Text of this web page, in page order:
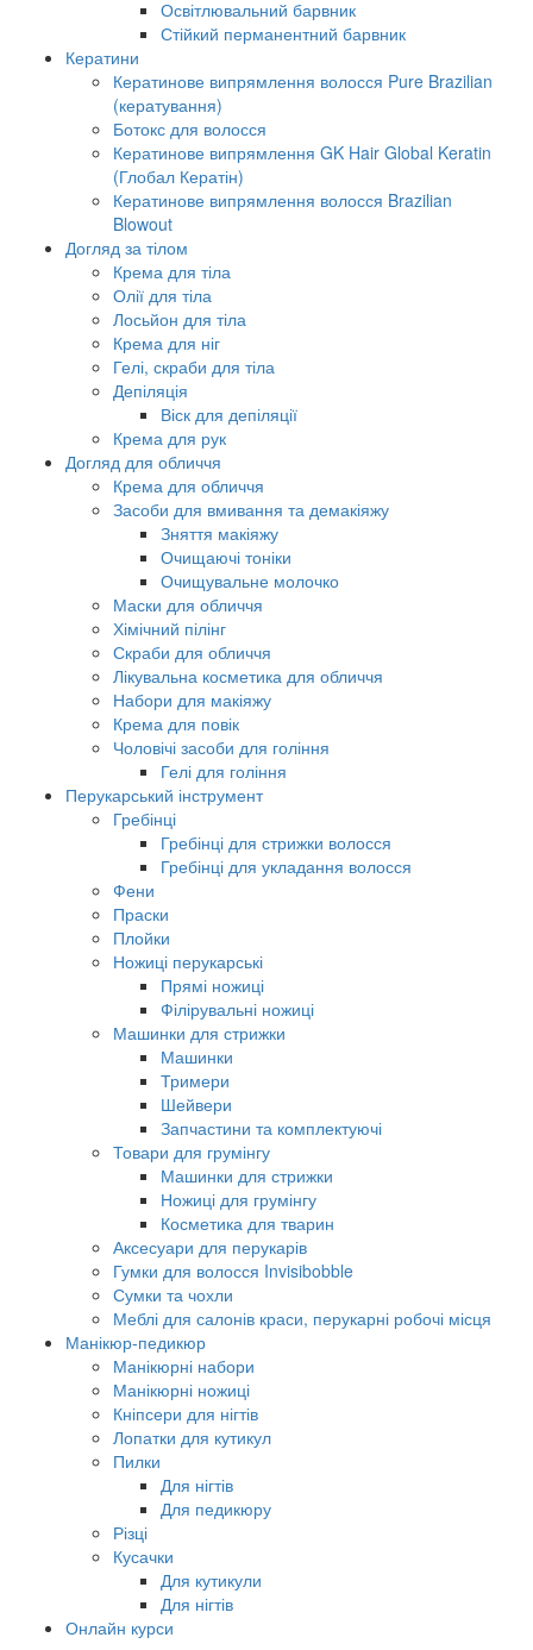
Освітлювальний барвник
Стійкий перманентний барвник
Кератини
Кератинове випрямлення волосся Pure Brazilian
(кератування)
Ботокс для волосся
Кератинове випрямлення GK Hair Global Keratin
(Глобал Кератін)
Кератинове випрямлення волосся Brazilian
Blowout
Догляд за тілом
Крема для тіла
Олії для тіла
Лосьйон для тіла
Крема для ніг
Гелі, скраби для тіла
Депіляція
Віск для депіляції
Крема для рук
Догляд для обличчя
Крема для обличчя
Засоби для вмивання та демакіяжу
Зняття макіяжу
Очищаючі тоніки
Очищувальне молочко
Маски для обличчя
Хімічний пілінг
Скраби для обличчя
Лікувальна косметика для обличчя
Набори для макіяжу
Крема для повік
Чоловічі засоби для гоління
Гелі для гоління
Перукарський інструмент
Гребінці
Гребінці для стрижки волосся
Гребінці для укладання волосся
Фени
Праски
Плойки
Ножиці перукарські
Прямі ножиці
Філірувальні ножиці
Машинки для стрижки
Машинки
Тримери
Шейвери
Запчастини та комплектуючі
Товари для грумінгу
Машинки для стрижки
Ножиці для грумінгу
Косметика для тварин
Аксесуари для перукарів
Гумки для волосся Invisibobble
Сумки та чохли
Меблі для салонів краси, перукарні робочі місця
Манікюр-педикюр
Манікюрні набори
Манікюрні ножиці
Кніпсери для нігтів
Лопатки для кутикул
Пилки
Для нігтів
Для педикюру
Різці
Кусачки
Для кутикули
Для нігтів
Онлайн курси